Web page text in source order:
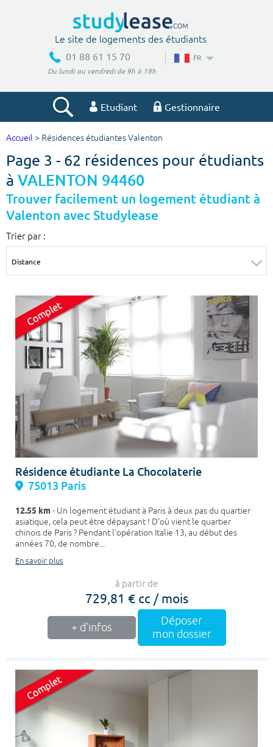
Le site de logements des étudiants
01 88 61 15 70
Du lundi au vendredi de 9h à 18h
FR
Etudiant Gestionnaire
Votre recherche
Ville, école
m² m²
Type de location
Colocation
Votre date d'entrée
Chercher
Accueil > Résidences étudiantes Valenton
Page 3 - 62 résidences pour étudiants
à VALENTON 94460
Trouver facilement un logement étudiant à
Valenton avec Studylease
Trier par :
Résidence étudiante La Chocolaterie
75013 Paris
12.55 km- Un logement étudiant à Paris à deux pas du quartier
asiatique, cela peut être dépaysant ! D'où vient le quartier
chinois de Paris ? Pendant l'opération Italie 13, au début des
années 70, de nombre...
En savoir plus
à partir de
729,81 € cc / mois
+ d'infos
Déposer
mon dossier